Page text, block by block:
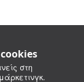
στη